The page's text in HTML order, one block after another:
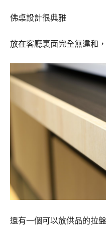
佛桌設計很典雅
放在客廳裏面完全無違和
還有一個可以放供品的拉